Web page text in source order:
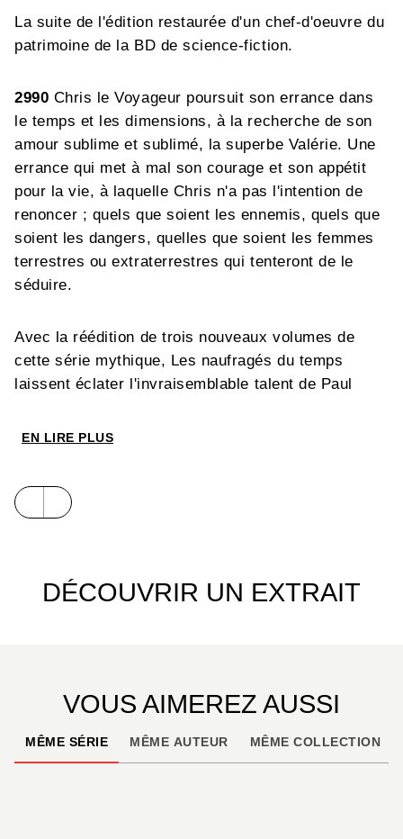
La suite de l'édition restaurée d'un chef-d'oeuvre du
patrimoine de la BD de science-fiction.
2990 Chris le Voyageur poursuit son errance dans
le temps et les dimensions, à la recherche de son
amour sublime et sublimé, la superbe Valérie. Une
errance qui met à mal son courage et son appétit
pour la vie, à laquelle Chris n'a pas l'intention de
renoncer ; quels que soient les ennemis, quels que
soient les dangers, quelles que soient les femmes
terrestres ou extraterrestres qui tenteront de le
séduire.
Avec la réédition de trois nouveaux volumes de
cette série mythique, Les naufragés du temps
laissent éclater l'invraisemblable talent de Paul
nouvelles couleurs rendant particulièrement
EN LIRE PLUS
DÉCOUVRIR UN EXTRAIT
VOUS AIMEREZ AUSSI
MÊME SÉRIE MÊME AUTEUR MÊME COLLECTION